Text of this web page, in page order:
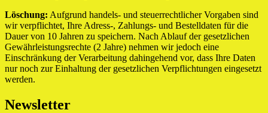
Löschung: Aufgrund handels- und steuerrechtlicher Vorgaben sind
wir verpflichtet, Ihre Adress-, Zahlungs- und Bestelldaten für die
Dauer von 10 Jahren zu speichern. Nach Ablauf der gesetzlichen
Gewährleistungsrechte (2 Jahre) nehmen wir jedoch eine
Einschränkung der Verarbeitung dahingehend vor, dass Ihre Daten
nur noch zur Einhaltung der gesetzlichen Verpflichtungen eingesetzt
werden.
Newsletter